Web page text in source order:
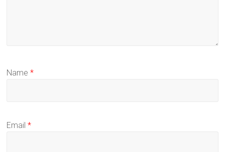
Name*
Email*